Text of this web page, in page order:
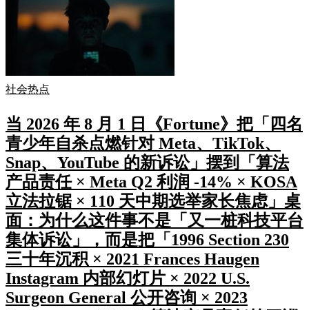
社会热点
当 2026 年 8 月 1 日《Fortune》把「四名
青少年自杀点燃针对 Meta、TikTok、
Snap、YouTube 的新诉讼」摆到「算法
产品责任 × Meta Q2 利润 -14% × KOSA
立法拉锯 × 110 天中期选举家长焦虑」桌
面：为什么这件事不是「又一桩科技平台
集体诉讼」，而是把「1996 Section 230
三十年沉积 × 2021 Frances Haugen
Instagram 内部幻灯片 × 2022 U.S.
Surgeon General 公开咨询 × 2023